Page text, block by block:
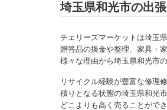
埼玉県和光市の出
チェリーズマーケットは埼玉
贈答品の換金や整理、家具・
様々な理由から埼玉県和光市
リサイクル経験が豊富な修理
積りとなる状態の埼玉県和光
どこよりも高く売ることがで